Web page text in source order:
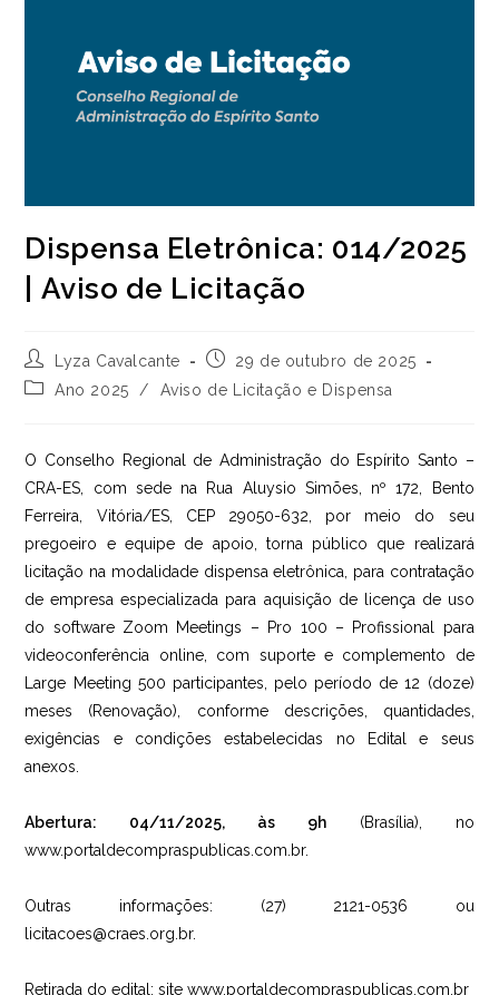
Dispensa Eletrônica: 014/2025
| Aviso de Licitação
Autor
do
post:
Lyza Cavalcante
Post29 de outubro de 2025
Categoria
Ano 2025 / Aviso de Licitação e Dispensa
O Conselho Regional de Administração do Espírito Santo –
CRA-ES, com sede na Rua Aluysio Simões, nº 172, Bento
Ferreira, Vitória/ES, CEP 29050-632, por meio do seu
pregoeiro e equipe de apoio, torna público que realizará
licitação na modalidade dispensa eletrônica, para contratação
de empresa especializada para aquisição de licença de uso
do software Zoom Meetings – Pro 100 – Profissional para
videoconferência online, com suporte e complemento de
Large Meeting 500 participantes, pelo período de 12 (doze)
meses (Renovação), conforme descrições, quantidades,
exigências e condições estabelecidas no Edital e seus
anexos.
Abertura: 04/11/2025, às 9h(Brasília), no
www.portaldecompraspublicas.com.br.
Outras informações: (27) 2121-0536 ou
licitacoes@craes.org.br.
Retirada do edital: site www.portaldecompraspublicas.com.br